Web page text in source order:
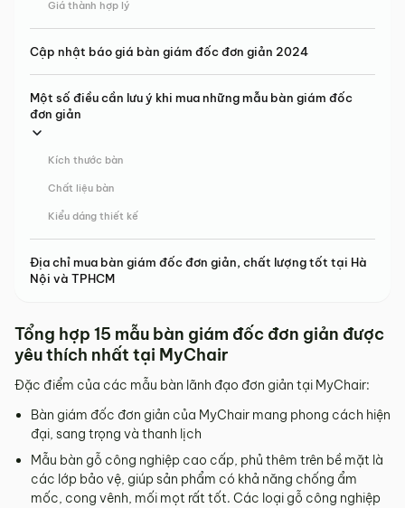
Giá thành hợp lý
Cập nhật báo giá bàn giám đốc đơn giản 2024
Một số điều cần lưu ý khi mua những mẫu bàn giám đốc
đơn giản
Kích thước bàn
Chất liệu bàn
Kiểu dáng thiết kế
Địa chỉ mua bàn giám đốc đơn giản, chất lượng tốt tại Hà
Nội và TPHCM
Tổng hợp 15 mẫu bàn giám đốc đơn giản được
yêu thích nhất tại MyChair
Đặc điểm của các mẫu bàn lãnh đạo đơn giản tại MyChair:
Bàn giám đốc đơn giản của MyChair mang phong cách hiện
đại, sang trọng và thanh lịch
Mẫu bàn gỗ công nghiệp cao cấp, phủ thêm trên bề mặt là
các lớp bảo vệ, giúp sản phẩm có khả năng chống ẩm
mốc, cong vênh, mối mọt rất tốt. Các loại gỗ công nghiệp